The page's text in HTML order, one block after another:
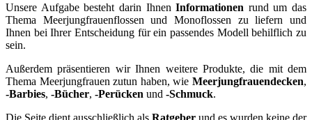
Unsere Aufgabe besteht darin IhnenInformationen rund um das
Thema Meerjungfrauenflossen und Monoflossen zu liefern und
Ihnen bei Ihrer Entscheidung für ein passendes Modell behilflich zu
sein.
Außerdem präsentieren wir Ihnen weitere Produkte, die mit dem
Thema Meerjungfrauen zutun haben, wie Meerjungfrauendecken,
-Barbies, -Bücher, -Perücken und -Schmuck.
Die Seite dient ausschließlich als Ratgeber und es wurden keine der